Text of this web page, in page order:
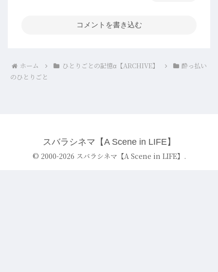
コメントを書き込む
ホーム ひとりごとの記憶α【ARCHIVE】
酔っ払い
のひとりごと
スバラシネマ【A Scene in LIFE】
© 2000-2026 スバラシネマ【A Scene in LIFE】.